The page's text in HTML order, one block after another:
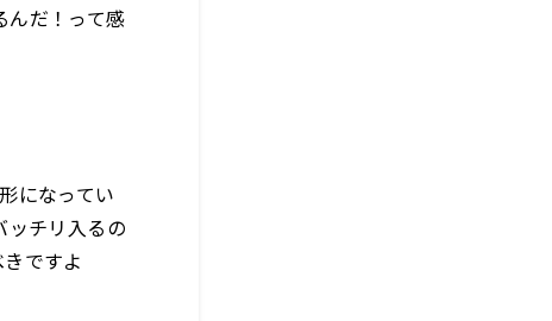
んだ！って感
になってい
ッチリ入るの
ですよ